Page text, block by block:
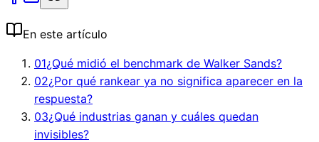
En este artículo
01¿Qué midió el benchmark de Walker Sands?
02¿Por qué rankear ya no significa aparecer en la
respuesta?
03¿Qué industrias ganan y cuáles quedan
invisibles?